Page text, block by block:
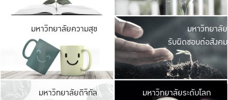
มหาวิทยาลัยความสุข มหาวิ
ค
เปิดประ
และพบเรื่องราวใ
มหาวิทยาลัย
รับผิดชอบต่อสังคม
มหาวิทยาลัยดิจิทัล มหาวิ
มหาวิทยาลัยระดับโลก